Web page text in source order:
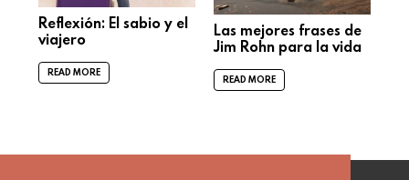
Reflexión: El sabio y el
viajero
READ MORE
Las mejores frases de
Jim Rohn para la vida
READ MORE